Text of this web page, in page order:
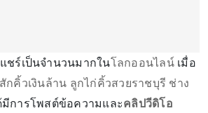
ชร์เป็นจำนวนมากในโลกออนไลน์เมื่อ
กคิ้วเงินล้าน ลูกไก่คิ้วสวยราชบุรี ช่าง
มีการโพสต์ข้อความและคลิปวีดิโอ